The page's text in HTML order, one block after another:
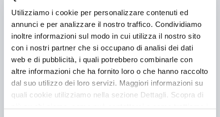
Utilizziamo i cookie per personalizzare contenuti ed
annunci e per analizzare il nostro traffico. Condividiamo
inoltre informazioni sul modo in cui utilizza il nostro sito
con i nostri partner che si occupano di analisi dei dati
web e di pubblicità, i quali potrebbero combinarle con
altre informazioni che ha fornito loro o che hanno raccolto
dal suo utilizzo dei loro servizi. Maggiori informazioni su
quali cookie utilizziamo nella sezione Dettagli. Scopra di
Vittoria MultiAsset Selection
Unico II – NON IN
COLLOCAMENTO